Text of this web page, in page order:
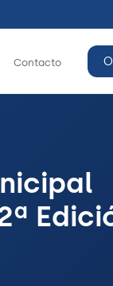
Contacto